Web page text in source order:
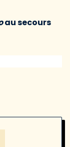
au secours